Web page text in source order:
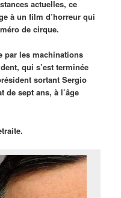
actuelles, ce
à un film d’horreur qui
de cirque.
par les machinations
qui s’est terminée
sortant Sergio
de sept ans, à l’âge